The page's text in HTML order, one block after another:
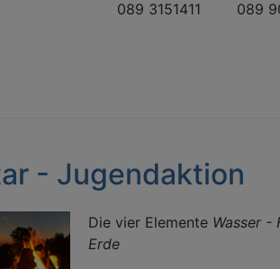
3151411 089 904
- Jugendaktion
Die vier Elemente Wasser -
Erde